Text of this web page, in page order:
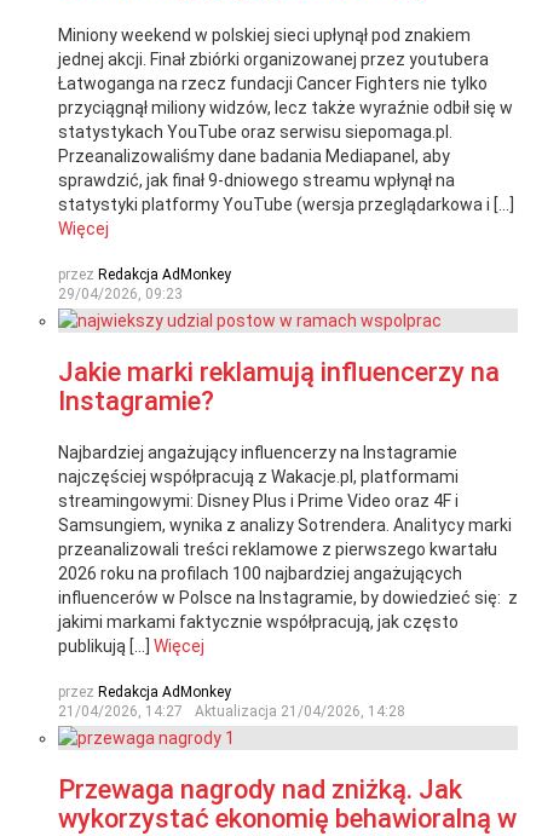
Miniony weekend w polskiej sieci upłynął pod znakiem
jednej akcji. Finał zbiórki organizowanej przez youtubera
Łatwoganga na rzecz fundacji Cancer Fighters nie tylko
przyciągnął miliony widzów, lecz także wyraźnie odbił się w
statystykach YouTube oraz serwisu siepomaga.pl.
Przeanalizowaliśmy dane badania Mediapanel, aby
sprawdzić, jak finał 9-dniowego streamu wpłynął na
statystyki platformy YouTube (wersja przeglądarkowa i […]
Więcej
przez Redakcja AdMonkey
29/04/2026, 09:23
Jakie marki reklamują influencerzy na
Instagramie?
Najbardziej angażujący influencerzy na Instagramie
najczęściej współpracują z Wakacje.pl, platformami
streamingowymi: Disney Plus i Prime Video oraz 4F i
Samsungiem, wynika z analizy Sotrendera. Analitycy marki
przeanalizowali treści reklamowe z pierwszego kwartału
2026 roku na profilach 100 najbardziej angażujących
influencerów w Polsce na Instagramie, by dowiedzieć się: z
jakimi markami faktycznie współpracują, jak często
publikują […] Więcej
przez Redakcja AdMonkey
21/04/2026, 14:27
Aktualizacja 21/04/2026, 14:28
Przewaga nagrody nad zniżką. Jak
wykorzystać ekonomię behawioralną w